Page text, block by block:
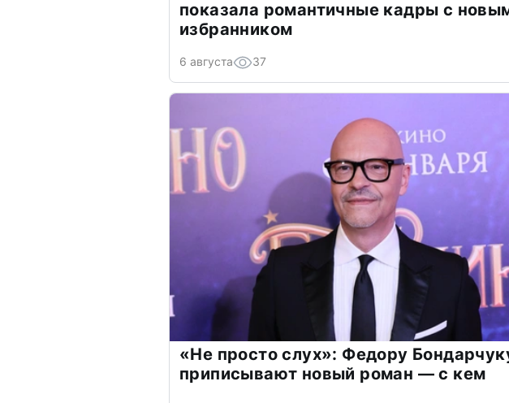
показала романтичные кадры с
избранником
6 августа 37
«Не просто слух»: Федору
приписывают новый роман — с кем